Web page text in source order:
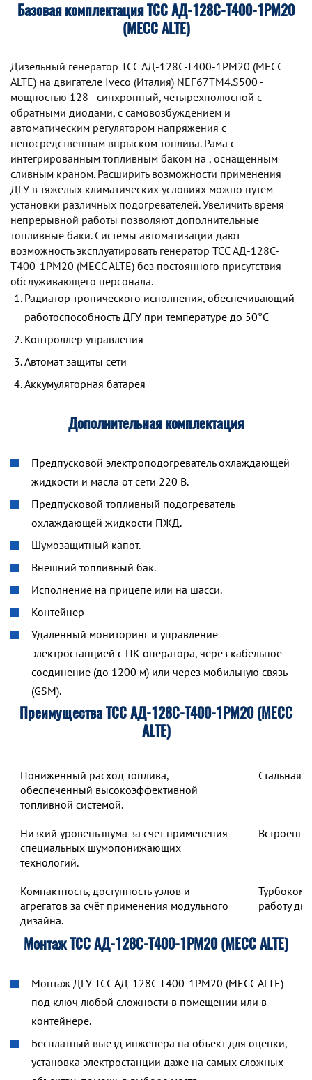
Базовая комплектация ТСС АД-128С-Т400-1РМ20
(MECC ALTE)
Дизельный генератор TCC АД-128С-Т400-1РМ20 (MECC
ALTE) на двигателе Iveco (Италия) NEF67TM4.S500 -
мощностью 128 - синхронный, четырехполюсной с
обратными диодами, с самовозбуждением и
автоматическим регулятором напряжения с
непосредственным впрыском топлива. Рама с
интегрированным топливным баком на , оснащенным
сливным краном. Расширить возможности применения
ДГУ в тяжелых климатических условиях можно путем
установки различных подогревателей. Увеличить время
непрерывной работы позволяют дополнительные
топливные баки. Системы автоматизации дают
возможность эксплуатировать генератор TCC АД-128С-
Т400-1РМ20 (MECC ALTE) без постоянного присутствия
обслуживающего персонала.
Радиатор тропического исполнения, обеспечивающий
работоспособность ДГУ при температуре до 50°С
Контроллер управления
Автомат защиты сети
Аккумуляторная батарея
Дополнительная комплектация
Предпусковой электроподогреватель охлаждающей
жидкости и масла от сети 220 В.
Предпусковой топливный подогреватель
охлаждающей жидкости ПЖД.
Шумозащитный капот.
Внешний топливный бак.
Исполнение на прицепе или на шасси.
Контейнер
Удаленный мониторинг и управление
электростанцией с ПК оператора, через кабельное
соединение (до 1200 м) или через мобильную связь
(GSM).
Преимущества ТСС АД-128С-Т400-1РМ20 (MECC
ALTE)
Пониженный расход топлива,
обеспеченный высокоэффективной
топливной системой.
Стальная
Низкий уровень шума за счёт применения
специальных шумопонижающих
технологий.
Компактность, доступность узлов и
агрегатов за счёт применения модульного
дизайна.
работу
Монтаж ТСС АД-128С-Т400-1РМ20 (MECC ALTE)
Монтаж ДГУ ТСС АД-128С-Т400-1РМ20 (MECC ALTE)
под ключ любой сложности в помещении или в
контейнере.
Бесплатный выезд инженера на объект для оценки,
установка электростанции даже на самых сложных